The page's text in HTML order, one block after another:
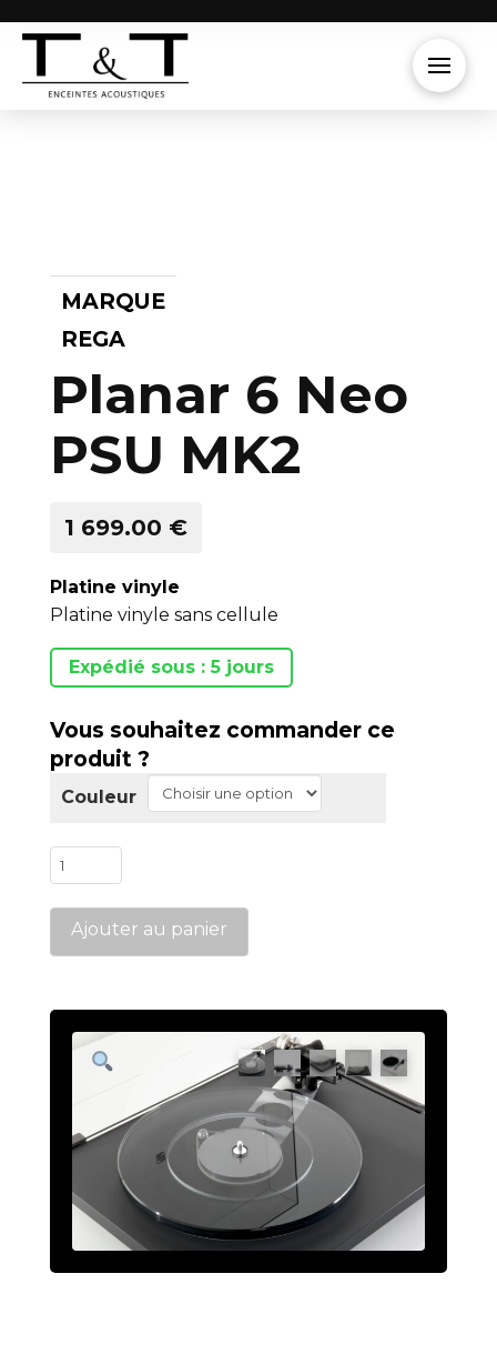
MARQUE
REGA
Planar 6 Neo
PSU MK2
1 699.00 €
Platine vinyle
Platine vinyle sans cellule
Expédié sous : 5 jours
Vous souhaitez commander ce
produit ?
Couleur
quantité
de
Planar
6
PSU
MK2
Ajouter au panier